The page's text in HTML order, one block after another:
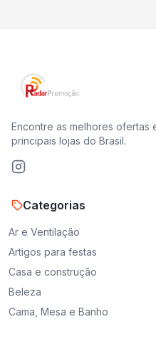
Encontre as melhores
principais lojas do Brasil.
Categorias
Ar e Ventilação
Artigos para festas
Casa e construção
Beleza
Cama, Mesa e Banho